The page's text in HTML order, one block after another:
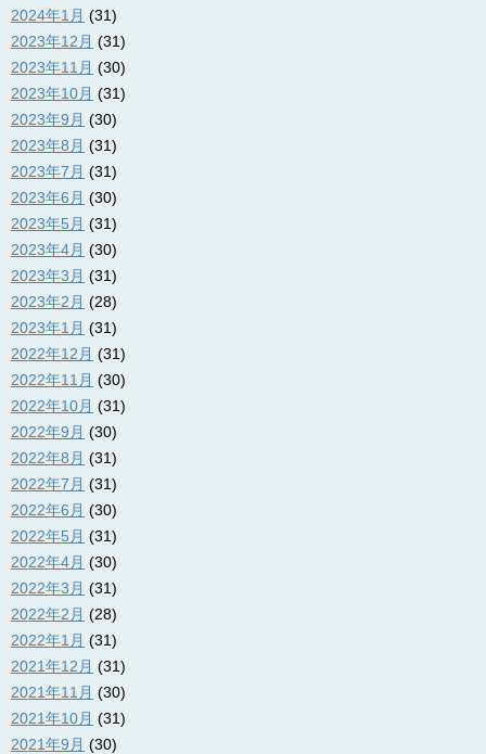
2024年1月 (31)
2023年12月 (31)
2023年11月 (30)
2023年10月 (31)
2023年9月 (30)
2023年8月 (31)
2023年7月 (31)
2023年6月 (30)
2023年5月 (31)
2023年4月 (30)
2023年3月 (31)
2023年2月 (28)
2023年1月 (31)
2022年12月 (31)
2022年11月 (30)
2022年10月 (31)
2022年9月 (30)
2022年8月 (31)
2022年7月 (31)
2022年6月 (30)
2022年5月 (31)
2022年4月 (30)
2022年3月 (31)
2022年2月 (28)
2022年1月 (31)
2021年12月 (31)
2021年11月 (30)
2021年10月 (31)
2021年9月 (30)